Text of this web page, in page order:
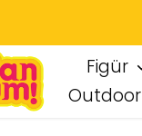
Figür
Outdoor